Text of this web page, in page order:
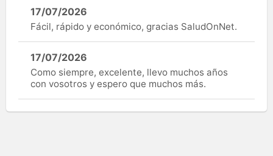
17/07/2026
Fácil, rápido y económico, gracias SaludOnNet.
17/07/2026
Como siempre, excelente, llevo muchos años
con vosotros y espero que muchos más.